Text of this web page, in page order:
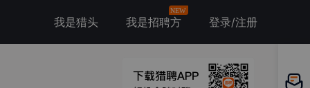
我是猎头 我是招聘方
NEW
登录/注册